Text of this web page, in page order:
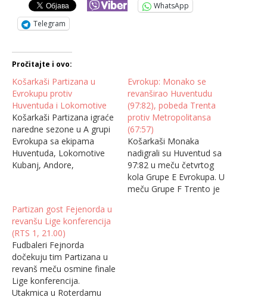
WhatsApp
Telegram
Pročitajte i ovo:
Košarkaši Partizana u
Evrokupu protiv
Huventuda i Lokomotive
Košarkaši Partizana igraće
naredne sezone u A grupi
Evrokupa sa ekipama
Huventuda, Lokomotive
Kubanj, Andore,
i Vroclava, odlučeno je
danas žrebom u Barseloni.
U novom formatu
Evrokupa timovi su
podeljeni u dve grupe po
10 ekipa i igraće se po
dvokružnom bod sistemu.
…
Evrokup: Monako se
revanširao Huventudu
(97:82), pobeda Trenta
protiv Metropolitansa
(67:57)
Košarkaši Monaka
nadigrali su Huventud sa
97:82 u meču četvrtog
kola Grupe E Evrokupa. U
meču Grupe F Trento je
Partizan gost Fejenorda u
revanšu Lige konferencija
(RTS 1, 21.00)
Fudbaleri Fejnorda
dočekuju tim Partizana u
revanš meču osmine finale
Lige konferencija.
Utakmica u Roterdamu